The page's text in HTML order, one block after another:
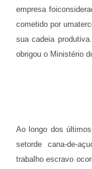
empresa
cometido por
sua cadeia
obrigou o Ministério
Ao longo dos
setorde cana-de-
trabalho escravo